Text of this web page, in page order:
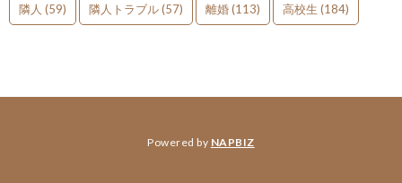
隣人 (59) 隣人トラブル(57) 離婚(113) 高校生 (184)
Powered by NAPBIZ